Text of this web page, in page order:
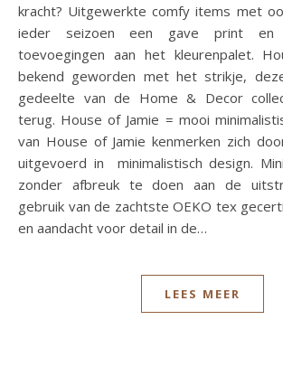
kracht? Uitgewerkte comfy items met
ieder seizoen een gave print en
toevoegingen aan het kleurenpalet.
bekend geworden met het strikje,
gedeelte van de Home & Decor
terug. House of Jamie = mooi
van House of Jamie kenmerken zich
uitgevoerd in minimalistisch design.
zonder afbreuk te doen aan de
gebruik van de zachtste OEKO tex
en aandacht voor detail in de…
LEES MEER